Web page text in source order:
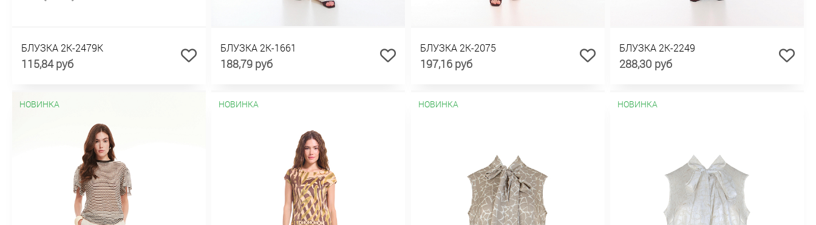
БЛУЗКА 2К-2479К
115,84 руб
БЛУЗКА 2К-1661
188,79 руб
БЛУЗКА 2К-2075
197,16 руб
БЛУЗКА 2К-2249
288,30 руб
НОВИНКА НОВИНКА НОВИНКА НОВИНКА